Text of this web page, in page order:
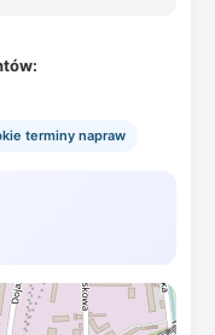
terminy napraw